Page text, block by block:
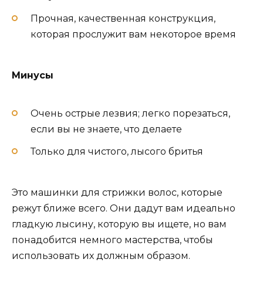
Прочная, качественная конструкция,
которая прослужит вам некоторое время
Минусы
Очень острые лезвия; легко порезаться,
если вы не знаете, что делаете
Только для чистого, лысого бритья
Это машинки для стрижки волос, которые
режут ближе всего. Они дадут вам идеально
гладкую лысину, которую вы ищете, но вам
понадобится немного мастерства, чтобы
использовать их должным образом.